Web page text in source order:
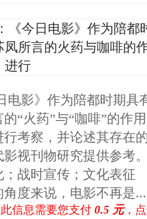
今日电影》作为陪都
所言的火药与咖啡的
进行
影》作为陪都时期具
“火药”与“咖啡”的作
考察，并论述其存在
影视刊物研究提供参
；战时宣传；文化表
度来说，电影不再是...
信息需要您支付 0.5 元，